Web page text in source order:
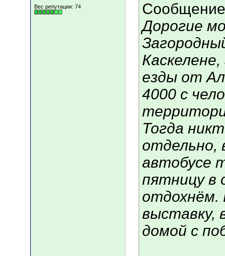
Вес репутации: 74
Дорогие
езды от
4000 с
Тогда
отдельно,
автобусе
пятницу в
отдохнём.
выставку,
домой с